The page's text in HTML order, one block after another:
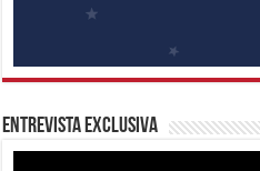
Entrevista Exclusiva